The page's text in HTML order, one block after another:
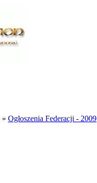
» Ogłoszenia Federacji - 2009